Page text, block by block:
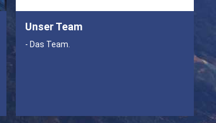
Unser Team
- Das Team.